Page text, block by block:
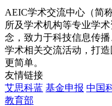
AEIC学术交流中心（简
所及学术机构等专业学
念，致力于科技信息传
学术相关交流活动，打
更简单。
友情链接
艾思科蓝 基金申报 中国
教育部